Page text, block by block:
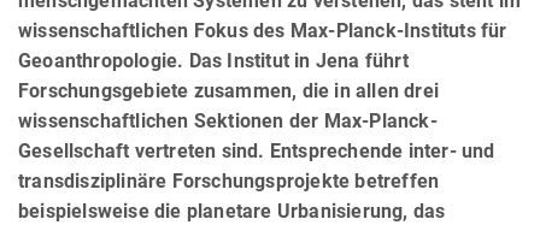
wissenschaftlichen Fokus des Max-Planck-Instituts für
Geoanthropologie. Das Institut in Jena führt
Forschungsgebiete zusammen, die in allen drei
wissenschaftlichen Sektionen der Max-Planck-
Gesellschaft vertreten sind. Entsprechende inter- und
transdisziplinäre Forschungsprojekte betreffen
beispielsweise die planetare Urbanisierung, das